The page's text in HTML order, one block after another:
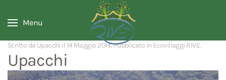
Menu
Scritto da Upacchi il 14 Maggio 2014. Pubblicato in Ecovillaggi RIVE.
Upacchi